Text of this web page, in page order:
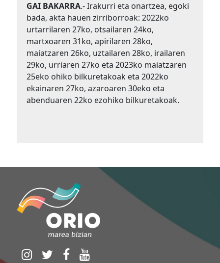
GAI BAKARRA.-Irakurri eta onartzea, egoki
bada, akta hauen zirriborroak: 2022ko
urtarrilaren 27ko, otsailaren 24ko,
martxoaren 31ko, apirilaren 28ko,
maiatzaren 26ko, uztailaren 28ko, irailaren
29ko, urriaren 27ko eta 2023ko maiatzaren
25eko ohiko bilkuretakoak eta 2022ko
ekainaren 27ko, azaroaren 30eko eta
abenduaren 22ko ezohiko bilkuretakoak.